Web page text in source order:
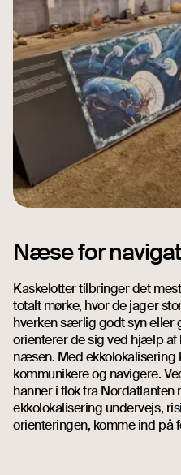
Næse for
Kaskelotter tilbringer det
totalt mørke, hvor de jager
hverken særlig godt syn eller
orienterer de sig ved hjælp af
næsen. Med ekkolokalisering
kommunikere og navigere.
hanner i flok fra Nordatlanten
ekkolokalisering undervejs,
orienteringen, komme ind på